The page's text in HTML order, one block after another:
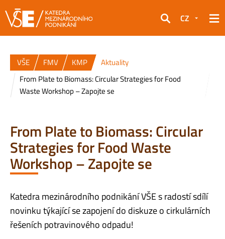
Hledat
CZ
VŠE FMV KMP
Aktuality
From Plate to Biomass: Circular Strategies for Food
Waste Workshop – Zapojte se
From Plate to Biomass: Circular
Strategies for Food Waste
Workshop – Zapojte se
Katedra mezinárodního podnikání VŠE s radostí sdílí
novinku týkající se zapojení do diskuze o cirkulárních
řešeních potravinového odpadu!